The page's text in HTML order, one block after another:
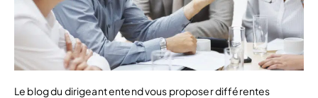
Le blog du dirigeant entend vous proposer différentes